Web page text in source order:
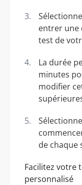
entrer une
test de
La durée
minutes
modifier
de chaque
Facilitez votre
personnalisé